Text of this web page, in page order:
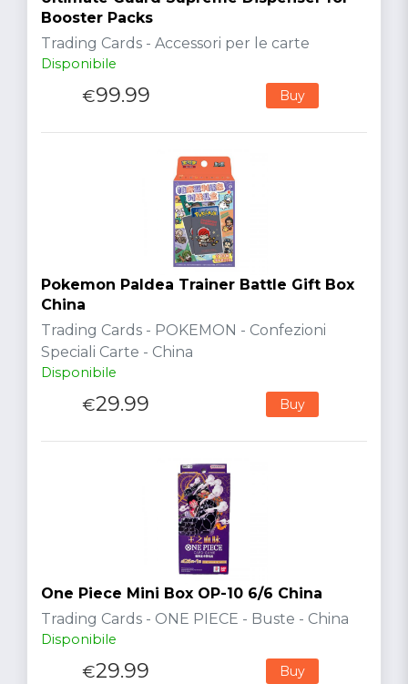
Booster Packs
Trading Cards - Accessori per le carte
Disponibile
€99.99 Buy
Pokemon Paldea Trainer Battle Gift Box
China
Trading Cards - POKEMON - Confezioni
Speciali Carte - China
Disponibile
€29.99 Buy
One Piece Mini Box OP-10 6/6 China
Trading Cards - ONE PIECE - Buste - China
Disponibile
€29.99 Buy